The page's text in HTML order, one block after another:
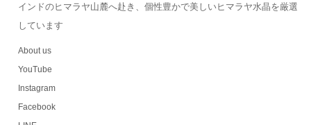
インドのヒマラヤ山麓へ赴き、個性豊かで美しいヒマラヤ水晶を厳選
しています
About us
YouTube
Instagram
Facebook